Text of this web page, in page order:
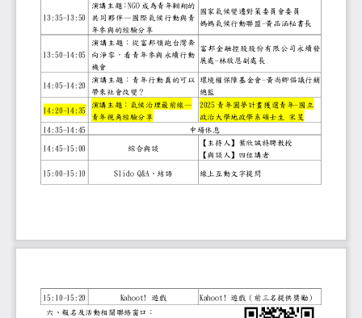
13:35
-13:50
演講主題：
NGO成為青年翱翔的
共同夥伴
—國際氣候行動與青
年參與的經驗分享
國家氣候變遷對策委員會委
媽媽氣候行動聯盟
-黃品涵秘書長
13:50
-14:05
演講主題：從富邦領跑台灣奔
向淨零，看青年參與永續行動
機會
富邦金融控股股份有限公
展處
-林敬恩副處長
14:05
-14:20
演講主題：青年行動真的可以
帶來社會改變？
環境權保障基金會
-黃尚卿倡議行銷
總監
14:20
-14:35
演講主題：氣候治理最前線
—
青年視角經驗分享
2025青年圓夢計畫獲選青年
-國立
政治大學地政學系碩士生
宋旻
14:35
-14:45 中場休息
14:45
-15:00 綜合與談
【主持人】葉欣誠特聘教授
【與談人】四位講者
15:00
-15:10 Slido Q&A
、結語 線上互動文字提問
15:10
-15:20 Kahoot!
遊戲 Kahoot!遊戲（前三名提供獎勵
六、報名及活動相關聯絡窗口：